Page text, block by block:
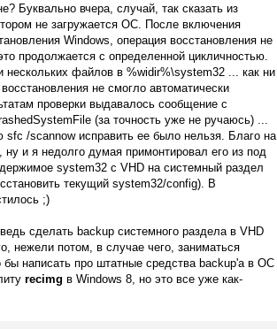
Буквально вчера, случай, так сказать из
не загружается ОС. После включения
Windows, операция восстановления не
продолжается с определенной цикличностью.
файлов в %widir%\system32 ... как ни
не смогло автоматически
проверки выдавалось сообщение с
(за точность уже не ручаюсь) ...
/scannow исправить ее было нельзя. Благо на
и я недолго думая примонтировал его из под
system32 с VHD на системный раздел
текущий system32/config). В
;)
сделать backup системного раздела в VHD
нежели потом, в случае чего, заниматься
написать про штатные средства backup'а в ОС
recimg в Windows 8, но это все уже как-